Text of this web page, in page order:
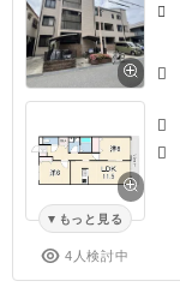
もっと見る
4人検討中